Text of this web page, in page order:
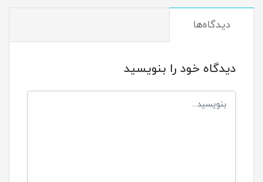
دیدگاه‌ها
دیدگاه خود را بنویسید